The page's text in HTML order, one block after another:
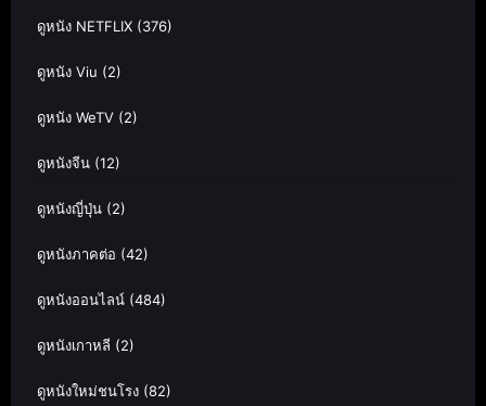
ดูหนัง NETFLIX (376)
ดูหนัง Viu (2)
ดูหนัง WeTV (2)
ดูหนังจีน (12)
ดูหนังญี่ปุ่น (2)
ดูหนังภาคต่อ (42)
ดูหนังออนไลน์ (484)
ดูหนังเกาหลี (2)
ดูหนังใหม่ชนโรง (82)